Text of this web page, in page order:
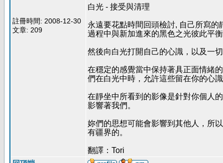
註冊時間: 2008-12-30
文章: 209
白光 - 接受與清理
永遠要花點時間回頭檢討, 自己所寫
過程中與新加進來的黑色之光彼此平
然後向白光打開自己的心識，以及一
在穩定的感覺當中保持著具正面情緒
們在白光中時，允許這些留在你的心
在靜坐中所看到的影像是針對你個人
影響著我們。
妳們的思想可能會影響到其他人，所
有疆界的。
翻譯：Tori